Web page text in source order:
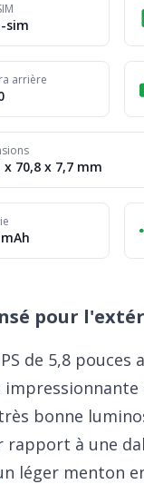
sim
arrière
x 70,8 x 7,7 mm
pour
de 5,8
bonne
à une
léger menton